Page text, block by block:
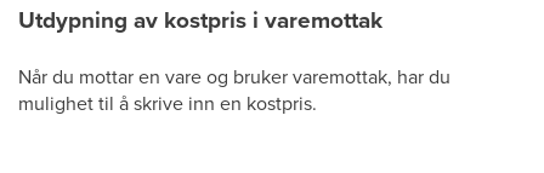
Utdypning av kostpris i varemottak
Når du mottar en vare og bruker varemottak, har du
mulighet til å skrive inn en kostpris.